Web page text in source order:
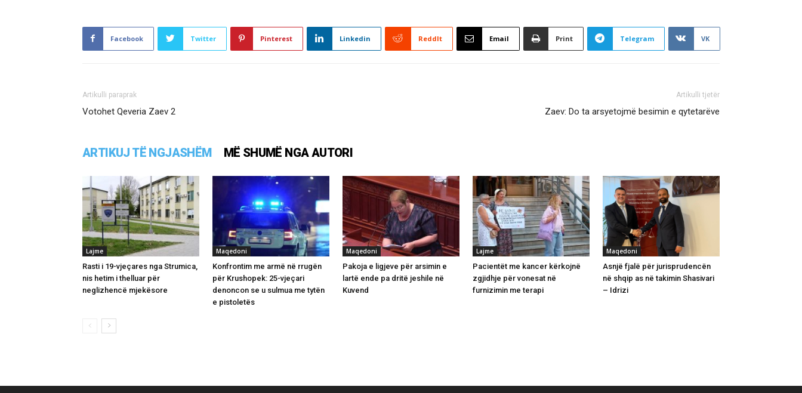
Facebook Twitter Pinterest Linkedin ReddIt Email Print Telegram VK
Artikulli paraprak
Votohet Qeveria Zaev 2
Artikulli tjetër
Zaev: Do ta arsyetojmë besimin e qytetarëve
ARTIKUJ TË NGJASHËM MË SHUMË NGA AUTORI
Lajme
Rasti i 19-vjeçares nga Strumica,
nis hetim i thelluar për
neglizhencë mjekësore
Maqedoni
Konfrontim me armë në rrugën
për Krushopek: 25-vjeçari
denoncon se u sulmua me tytën
e pistoletës
Maqedoni
Pakoja e ligjeve për arsimin e
lartë ende pa dritë jeshile në
Kuvend
Lajme
Pacientët me kancer kërkojnë
zgjidhje për vonesat në
furnizimin me terapi
Maqedoni
Asnjë fjalë për jurisprudencën
në shqip as në takimin Shasivari
– Idrizi